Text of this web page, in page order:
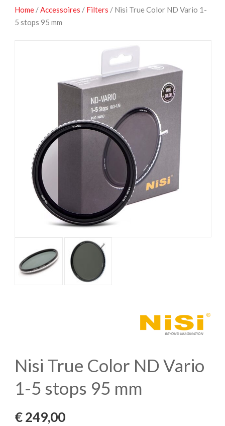
Home /Accessoires / Filters / Nisi True Color ND Vario 1-
5 stops 95 mm
Nisi True Color ND Vario
1-5 stops 95 mm
€249,00